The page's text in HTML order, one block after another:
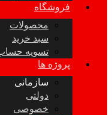
فروشگاه
محصولات
سبد خرید
تسویه
پروژه ها
سازمانی
دولتی
خصوصی